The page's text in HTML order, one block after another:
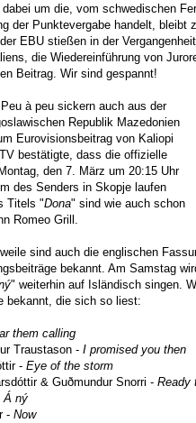
um die, vom schwedischen
der Punktevergabe handelt, bleibt
EBU stießen in der
die Wiedereinführung von
Beitrag. Wir sind gespannt!
à peu sickern auch aus der
Republik Mazedonien
Eurovisionsbeitrag von Kaliopi
bestätigte, dass die offizielle
den 7. März um 20:15 Uhr
des Senders in Skopje laufen
Titels "Dona" sind wie auch schon
Romeo Grill.
sind auch die englischen
bekannt. Am Samstag
" weiterhin auf Isländisch singen.
bekannt, die sich so liest:
them calling
Traustason - I promised you then
- Eye of the storm
& Guðmundur Snorri - Ready
Á ný
- Now